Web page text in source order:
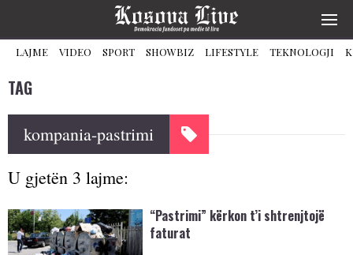
LAJME VIDEO SPORT SHOWBIZ LIFESTYLE TEKNOLOGJI
TAG
kompania-pastrimi
U gjetën 3 lajme:
“Pastrimi” kërkon t’i shtrenjtojë
faturat